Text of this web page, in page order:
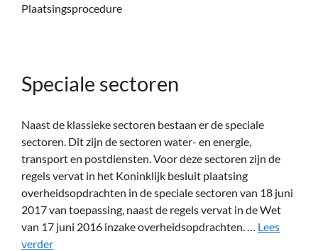
Plaatsingsprocedure
Speciale sectoren
Naast de klassieke sectoren bestaan er de speciale
sectoren. Dit zijn de sectoren water- en energie,
transport en postdiensten. Voor deze sectoren zijn de
regels vervat in het Koninklijk besluit plaatsing
overheidsopdrachten in de speciale sectoren van 18 juni
2017 van toepassing, naast de regels vervat in de Wet
van 17 juni 2016 inzake overheidsopdrachten. … Lees
verder